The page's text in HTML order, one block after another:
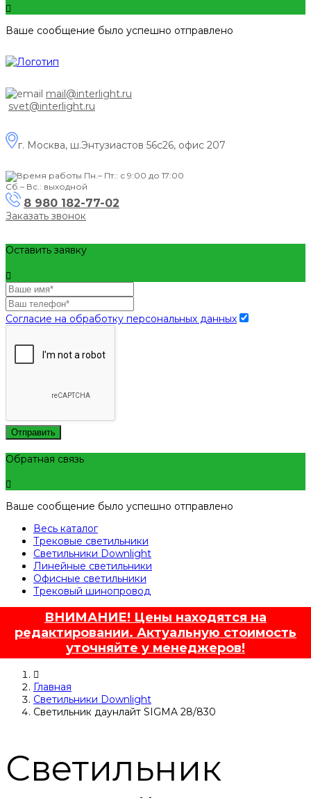
Ваше сообщение было успешно отправлено
mail@interlight.ru
svet@interlight.ru
г. Москва, ш.Энтузиастов 56с26, офис 207
Пн.– Пт.: с 9:00 до 17:00
Сб.– Вс.: выходной
8 980 182-77-02
Заказать звонок
Оставить заявку
Согласие на обработку персональных данных
Отправить
Обратная связь
Ваше сообщение было успешно отправлено
Весь каталог
Трековые светильники
Светильники Downlight
Линейные светильники
Офисные светильники
Трековый шинопровод
ВНИМАНИЕ! Цены находятся на
редактировании. Актуальную стоимость
уточняйте у менеджеров!
Главная
Светильники Downlight
Светильник даунлайт SIGMA 28/830
Светильник